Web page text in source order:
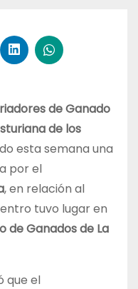
de Ganado
de los
esta semana una
por el
, en relación al
tuvo lugar en
de Ganados de La
que el